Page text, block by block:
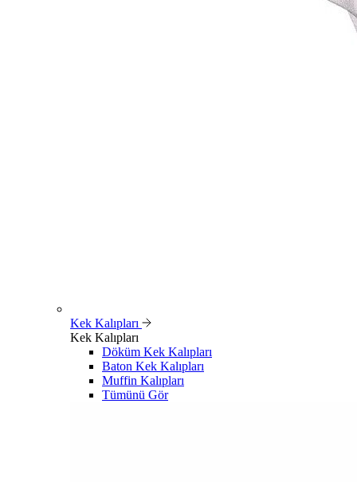
Kek Kalıpları
Kek Kalıpları
Döküm Kek Kalıpları
Baton Kek Kalıpları
Muffin Kalıpları
Tümünü Gör